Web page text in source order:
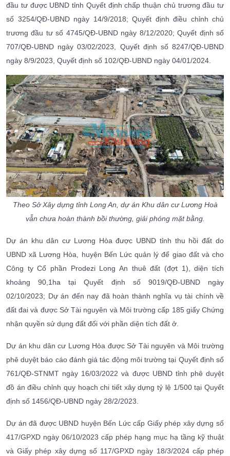
đầu tư được UBND tỉnh Quyết định chấp thuận chủ trương đầu tư
số 3254/QĐ-UBND ngày 14/9/2018; Quyết định điều chỉnh chủ
trương đầu tư số 4745/QĐ-UBND ngày 8/12/2020; Quyết định số
707/QĐ-UBND ngày 03/02/2023, Quyết định số 8247/QĐ-UBND
ngày 8/9/2023, Quyết định số 102/QĐ-UBND ngày 04/01/2024.
Theo Sở Xây dựng tỉnh Long An, dự án Khu dân cư Lương Hoà
vẫn chưa hoàn thành bồi thường, giải phóng mặt bằng.
Dự án khu dân cư Lương Hòa được UBND tỉnh thu hồi đất do
UBND xã Lương Hòa, huyện Bến Lức quản lý để giao đất và cho
Công ty Cổ phần Prodezi Long An thuê đất (đợt 1), diện tích
khoảng 90,1ha tại Quyết định số 9019/QĐ-UBND ngày
02/10/2023; Dự án đến nay đã hoàn thành nghĩa vụ tài chính về
đất đai và được Sở Tài nguyên và Môi trường cấp 185 giấy Chứng
nhận quyền sử dụng đất đối với phần diện tích đất ở.
Dự án khu dân cư Lương Hòa được Sở Tài nguyên và Môi trường
phê duyệt báo cáo đánh giá tác động môi trường tại Quyết định số
761/QĐ-STNMT ngày 16/03/2022 và được UBND tỉnh phê duyệt
đồ án điều chỉnh quy hoạch chi tiết xây dựng tỷ lệ 1/500 tại Quyết
định số 1456/QĐ-UBND ngày 28/2/2023.
Dự án đã được UBND huyện Bến Lức cấp Giấy phép xây dựng số
417/GPXD ngày 06/10/2023 cấp phép hạng mục hạ tầng kỹ thuật
và Giấy phép xây dựng số 117/GPXD ngày 18/3/2024 cấp phép